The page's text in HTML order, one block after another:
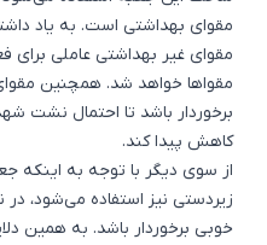
مقوای بهداشتی است. به یاد
مقوای غیر بهداشتی عاملی
مقواها خواهد شد. همچنین
برخوردار باشد تا احتمال نشت
کاهش پیدا کند.
از سوی دیگر با توجه به اینکه
زیردستی نیز استفاده می‌شود،
خوبی برخوردار باشد. به همین